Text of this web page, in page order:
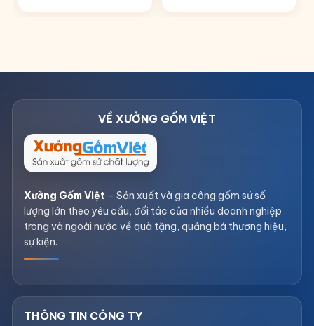
Xưởng Gốm Việt – Sản xuất và gia công gốm sứ số
lượng lớn theo yêu cầu, đối tác của nhiều doanh nghiệp
trong và ngoài nước về quà tặng, quảng bá thương hiệu,
sự kiện.